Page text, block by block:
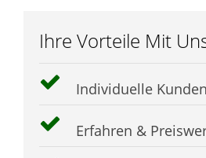
Ihre Vorteile Mit
Individuelle
Erfahren &